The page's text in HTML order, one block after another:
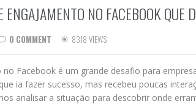
NO FACEBOOK QUE
0 COMMENT 8318 VIEWS
Facebook é um grande desafio para
ia fazer sucesso, mas recebeu poucas
analisar a situação para descobrir onde